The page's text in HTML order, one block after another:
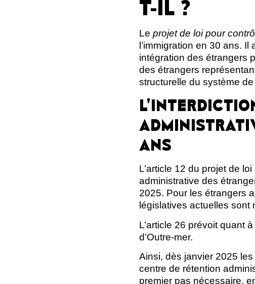
T-IL ?
Le projet de loi pour
l’immigration en 30 ans.
intégration des étrangers
des étrangers
structurelle du système de
ANS
L’article 12 du projet de
administrative des
2025. Pour les étrangers
législatives actuelles sont
L’article 26 prévoit quant
d’Outre-mer.
Ainsi, dès janvier 2025
centre de rétention
premier pas nécessaire,